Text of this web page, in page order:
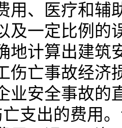
用、医疗和辅
及一定比例的
地计算出建筑
伤亡事故经济
业安全事故的
亡支出的费用